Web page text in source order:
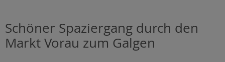
Schöner Spaziergang durch den
Markt Vorau zum Galgen